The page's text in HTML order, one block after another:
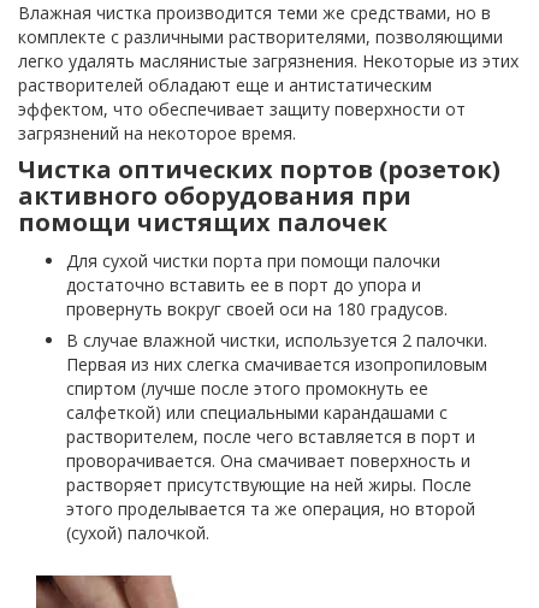
Влажная чистка производится теми же средствами, но в
комплекте с различными растворителями, позволяющими
легко удалять маслянистые загрязнения. Некоторые из этих
растворителей обладают еще и антистатическим
эффектом, что обеспечивает защиту поверхности от
загрязнений на некоторое время.
Чистка оптических портов (розеток)
активного оборудования при
помощи чистящих палочек
Для сухой чистки порта при помощи палочки
достаточно вставить ее в порт до упора и
провернуть вокруг своей оси на 180 градусов.
В случае влажной чистки, используется 2 палочки.
Первая из них слегка смачивается изопропиловым
спиртом (лучше после этого промокнуть ее
салфеткой) или специальными карандашами с
растворителем, после чего вставляется в порт и
проворачивается. Она смачивает поверхность и
растворяет присутствующие на ней жиры. После
этого проделывается та же операция, но второй
(сухой) палочкой.